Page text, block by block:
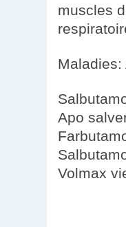
muscles
Maladies:
Apo
Volmax